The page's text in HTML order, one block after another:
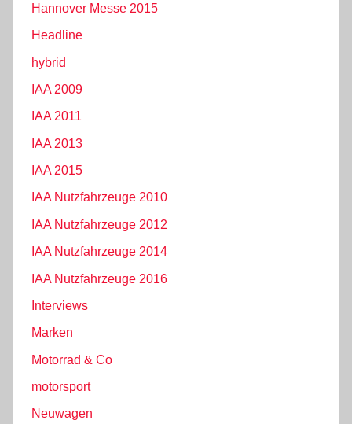
Hannover Messe 2015
Headline
hybrid
IAA 2009
IAA 2011
IAA 2013
IAA 2015
IAA Nutzfahrzeuge 2010
IAA Nutzfahrzeuge 2012
IAA Nutzfahrzeuge 2014
IAA Nutzfahrzeuge 2016
Interviews
Marken
Motorrad & Co
motorsport
Neuwagen